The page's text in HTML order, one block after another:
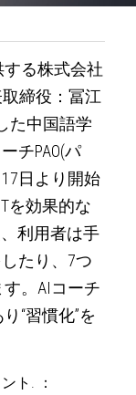
る株式会社
取締役：冨江
た中国語学
チPAO(パ
日より開始
を効果的な
利用者は手
たり、7つ
。AIコーチ
“習慣化”を